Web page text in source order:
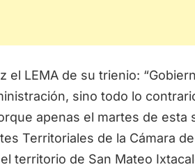
el LEMA de su trienio:
sino todo lo
apenas el martes de esta
Territoriales de la Cámara
territorio de San Mateo